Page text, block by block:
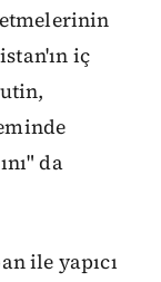
iç
da
ile yapıcı